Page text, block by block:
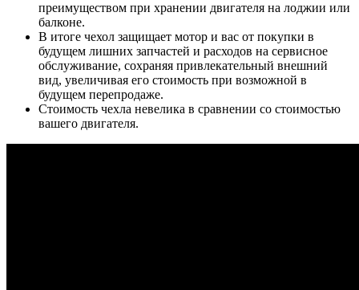
преимуществом при хранении двигателя на лоджии или
балконе.
В итоге чехол защищает мотор и вас от покупки в
будущем лишних запчастей и расходов на сервисное
обслуживание, сохраняя привлекательный внешний
вид, увеличивая его стоимость при возможной в
будущем перепродаже.
Стоимость чехла невелика в сравнении со стоимостью
вашего двигателя.